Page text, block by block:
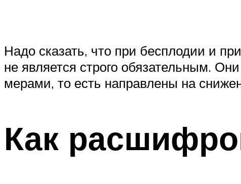
Надо сказать, что при бесплодии и
не является строго обязательным.
мерами, то есть направлены на
Как